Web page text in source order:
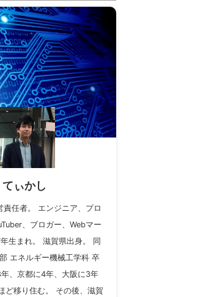
てぃかし
責任者。 エンジニア、プロ
、ブロガー、Webマー
生まれ。 滋賀県出身。 同
エネルギー機械工学科 卒
、京都に4年、大阪に3年
ど移り住む。 その後、滋賀